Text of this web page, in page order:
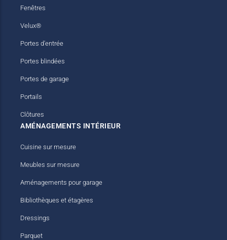
Fenêtres
Velux®
Portes d'entrée
Portes blindées
Portes de garage
Portails
Clôtures
AMÉNAGEMENTS INTÉRIEUR
Cuisine sur mesure
Meubles sur mesure
Aménagements pour garage
Bibliothèques et étagères
Dressings
Parquet